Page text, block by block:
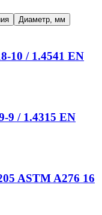
Диаметр, мм
10 / 1.4541 EN
9 / 1.4315 EN
ASTM A276 16